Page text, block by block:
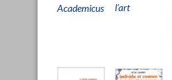
Academicus
l’art